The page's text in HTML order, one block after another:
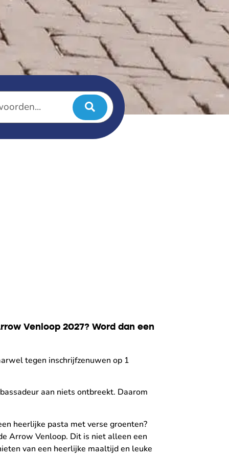
Venloop 2027? Word dan een
tegen inschrijfzenuwen op 1
aan niets ontbreekt. Daarom
heerlijke pasta met verse groenten?
Arrow Venloop. Dit is niet alleen een
van een heerlijke maaltijd en leuke